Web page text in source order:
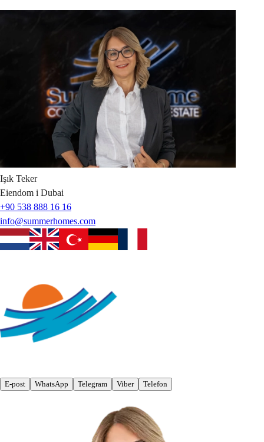
Işık Teker
Eiendom i Dubai
+90 538 888 16 16
info@summerhomes.com
E-post WhatsApp Telegram Viber Telefon